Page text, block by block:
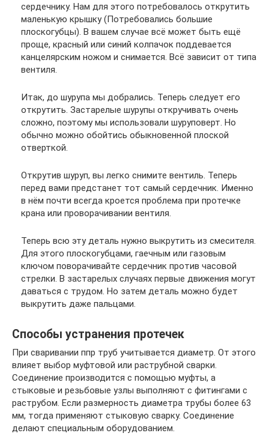
сердечнику. Нам для этого потребовалось открутить
маленькую крышку (Потребовались большие
плоскогубцы). В вашем случае всё может быть ещё
проще, красный или синий колпачок поддевается
канцелярским ножом и снимается. Всё зависит от типа
вентиля.
Итак, до шурупа мы добрались. Теперь следует его
открутить. Застарелые шурупы откручивать очень
сложно, поэтому мы использовали шуруповерт. Но
обычно можно обойтись обыкновенной плоской
отверткой.
Открутив шуруп, вы легко снимите вентиль. Теперь
перед вами предстанет тот самый сердечник. Именно
в нём почти всегда кроется проблема при протечке
крана или проворачивании вентиля.
Теперь всю эту деталь нужно выкрутить из смесителя.
Для этого плоскогубцами, гаечным или газовым
ключом поворачивайте сердечник против часовой
стрелки. В застарелых случаях первые движения могут
даваться с трудом. Но затем деталь можно будет
выкрутить даже пальцами.
Способы устранения протечек
При сваривании ппр труб учитывается диаметр. От этого
влияет выбор муфтовой или раструбной сварки.
Соединение производится с помощью муфты, а
стыковые и резьбовые узлы выполняют с фитингами с
раструбом. Если размерность диаметра трубы более 63
мм, тогда применяют стыковую сварку. Соединение
делают специальным оборудованием.